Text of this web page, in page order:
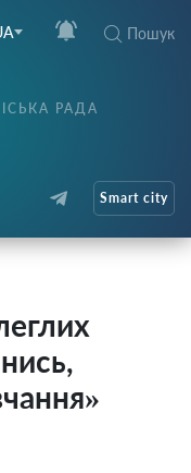
Пошук
РАДА
Smart city